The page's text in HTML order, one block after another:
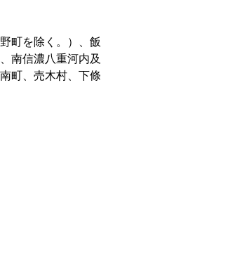
町を除く。）、飯
南信濃八重河内及
町、売木村、下條